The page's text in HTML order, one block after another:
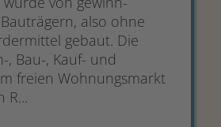
also ohne
gebaut. Die
, Bau-, Kauf- und
freien Wohnungs­­markt
R...